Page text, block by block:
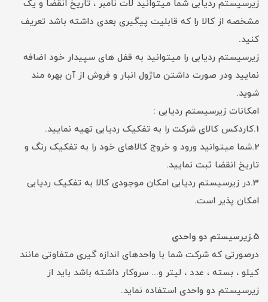
زیرسیستم ردیابی شما میتوانید لات نامبر ، تاریخ انقضا و یک
مشخصه از کالا را که قابلیت پیگیری بعدی داشته باشد تعریف
کنید.
زیرسیستم ردیابی را میتوانید به قفل های سپیدار خود اضافه
نمایید ودر صورت داشتن ماژول انبار و فروش از آن بهره مند
شوید.
امکانات زیرسیستم ردیابی :
1.کاردکس کالای شرکت را به تفکیک ردیابی تهیه نمایید.
2.شما میتوانید ورود و خروج کالاهای خود را به تفکیک رنگ و
تاریخ انقضا ثبت نمایید.
3.در زیرسیستم ردیابی امکان موجودی کالا به تفکیک ردیابی
امکان پذیر است.
5.زیرسیستم دو واحدی
درصورتی که شرکت شما با واحدهای اندازه گیری متفاوتی مانند
کیلو ، بسته ، عدد ، لیتر و... سروکار داشته باشد باید از
زیرسیستم دو واحدی استفاده نماید.